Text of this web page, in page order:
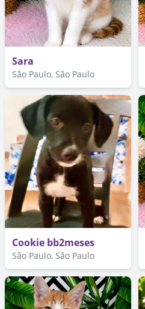
Sara
São Paulo, São Paulo
Cookie bb2meses
São Paulo, São Paulo